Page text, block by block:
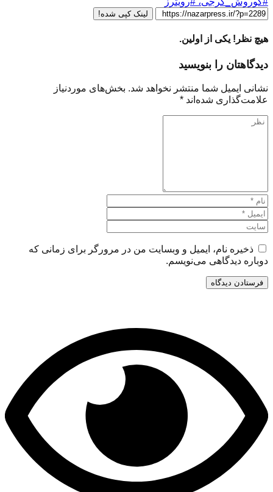
لینک کپی شده!
هیچ نظر! یکی از اولین.
دیدگاهتان را بنویسید
نشانی ایمیل شما منتشر نخواهد شد. بخش‌های موردنیاز
علامت‌گذاری شده‌اند *
ذخیره نام، ایمیل و وبسایت من در مرورگر برای زمانی که
دوباره دیدگاهی می‌نویسم.